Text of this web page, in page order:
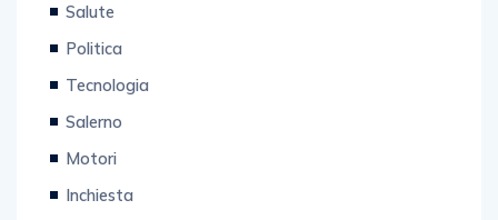
Salute
Politica
Tecnologia
Salerno
Motori
Inchiesta